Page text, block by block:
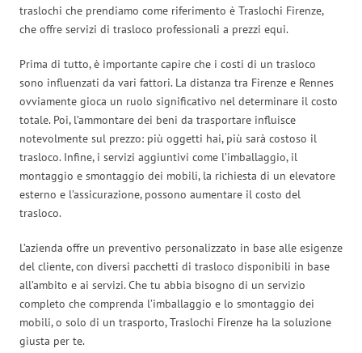
traslochi che prendiamo come riferimento è Traslochi Firenze,
che offre servizi di trasloco professionali a prezzi equi.
Prima di tutto, è importante capire che i costi di un trasloco
sono influenzati da vari fattori. La distanza tra Firenze e Rennes
ovviamente gioca un ruolo significativo nel determinare il costo
totale. Poi, l’ammontare dei beni da trasportare influisce
notevolmente sul prezzo: più oggetti hai, più sarà costoso il
trasloco. Infine, i servizi aggiuntivi come l’imballaggio, il
montaggio e smontaggio dei mobili, la richiesta di un elevatore
esterno e l’assicurazione, possono aumentare il costo del
trasloco.
L’azienda offre un preventivo personalizzato in base alle esigenze
del cliente, con diversi pacchetti di trasloco disponibili in base
all’ambito e ai servizi. Che tu abbia bisogno di un servizio
completo che comprenda l’imballaggio e lo smontaggio dei
mobili, o solo di un trasporto, Traslochi Firenze ha la soluzione
giusta per te.